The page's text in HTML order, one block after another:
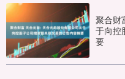
聚合财
于向控
要